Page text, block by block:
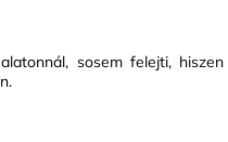
sosem felejti,